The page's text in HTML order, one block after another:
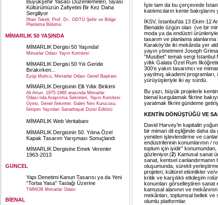
Büyükşehir Yasası Düzenlemeleri, Siyasi
Kültürümüzün Zafiyetini Bir Kez Daha
Sergiliyor
İlhan Tekeli, Prof. Dr., ODTÜ Şehir ve Bölge
Planlama Bölümü
MİMARLIK 50 YAŞINDA
MİMARLIK Dergisi 50 Yaşında!
Mimarlar Odası Yayın Komitesi
MİMARLIK Dergisi 50 Yılı Geride
Bırakırken...
Eyüp Muhcu, Mimarlar Odası Genel Başkanı
MİMARLIK Dergisinin Elli Yıllık Birikimi
Ali Artun, 1975-1980 arasında Mimarlar
Odası'nda Araştırma Sekreteri, Yayın Komitesi
Üyesi, Genel Sekreter. Galeri Nev Kurucusu.
İletişim Yayınları Sanathayat Dizisi Editörü
MİMARLIK Web Veritabanı
MİMARLIK Dergisinin 50. Yılına Özel
Kapak Tasarım Yarışması Sonuçlandı
MİMARLIK Dergisine Emek Verenler
1963-2013
GÜNCEL
Yapı Denetimi Kanun Tasarısı ya da Yeni
“Torba Yasa” Taslağı Üzerine
TMMOB Mimarlar Odası
BİENAL
İşte tam da bu çerçevede
katılımcıların kente
İKSV, İstanbul’da 13 Ekim-12
Bienalde özgün olan (ve bir
moda ya da endüstri ürünleriyle
tasarım ve planlama
Karaköy’de iki mekânda yer
yayın yönetmeni Joseph
“Musibet” temalı sergi
yıllık Galata Özel Rum
300’e yakın tasarımcı ve
yayılmış akademi
yürüyüşleriyle iki ay sürdü.
Bu yazı, büyük projelerle
bienal kurgulamak fikrine
yaratmak fikrini gündeme
KENTİN DÖNÜŞTÜĞÜ VE
David Harvey’in kapitalin
bir mimari dil eşliğinde daha
yeniden işlevlendirme ve
endüstrilerinin konumlarının /
toplum için iyidir”
gözleniyor.(2) Kamusal sanat
sanat, kentsel canlandırmanın
oluşumunda, sürekli
projeleri, kültürel etkinlikler ve/
kritik ve karşılıklı etkileşim
konumları görselleştiren sanat
kamusal alanının ve
mekânları, toplumsal bellek ve
olumlu platformlar.